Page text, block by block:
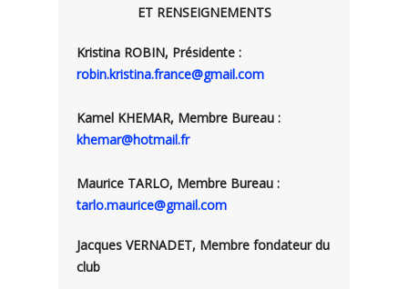
ET RENSEIGNEMENTS
Kristina ROBIN, Présidente :
robin.kristina.france@gmail.com
Kamel KHEMAR, Membre Bureau :
khemar@hotmail.fr
Maurice TARLO, Membre Bureau :
tarlo.maurice@gmail.com
Jacques VERNADET, Membre fondateur du
club